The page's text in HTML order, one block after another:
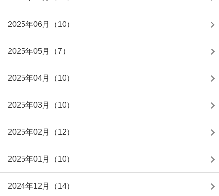
2025年06月（10）
2025年05月（7）
2025年04月（10）
2025年03月（10）
2025年02月（12）
2025年01月（10）
2024年12月（14）